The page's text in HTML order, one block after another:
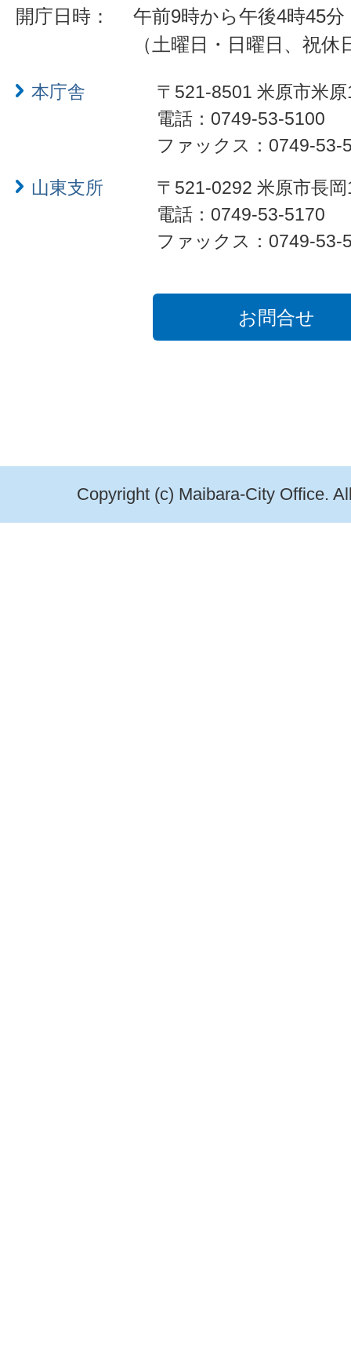
開庁日時：
午前9時から午後4時45分
（土曜日・日曜日、祝
本庁舎
〒521-8501 米原市米
電話：0749-53-5100
ファックス：0749-53-
山東支所
〒521-0292 米原市長
電話：0749-53-5170
ファックス：0749-53-
お問合せ
Copyright (c) Maibara-City Office.